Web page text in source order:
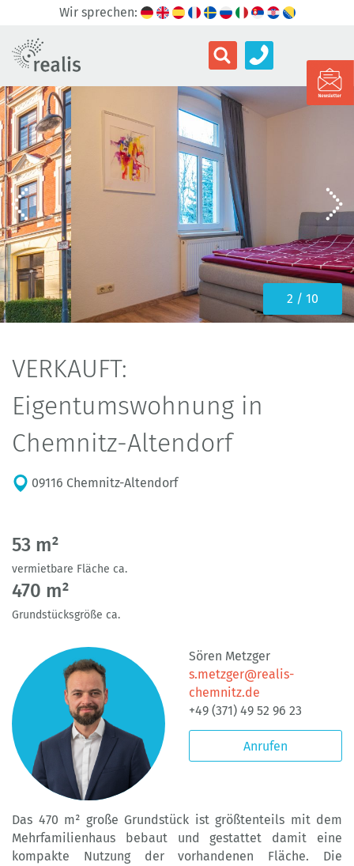
Wir sprechen:
3 / 10
VERKAUFT:
Eigentumswohnung in
Chemnitz-Altendorf
09116 Chemnitz-Altendorf
53 m²
vermietbare Fläche ca.
470 m²
Grundstücksgröße ca.
Sören Metzger
s.metzger@realis-
chemnitz.de
+49 (371) 49 52 96 23
Anrufen
Das 470 m² große Grundstück ist größtenteils mit dem
Mehrfamilienhaus bebaut und gestattet damit eine
kompakte Nutzung der vorhandenen Fläche. Die